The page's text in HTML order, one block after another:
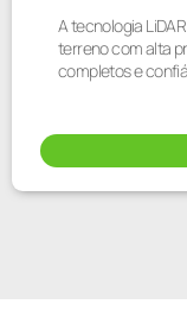
A tecnologia
terreno com alta
completos e